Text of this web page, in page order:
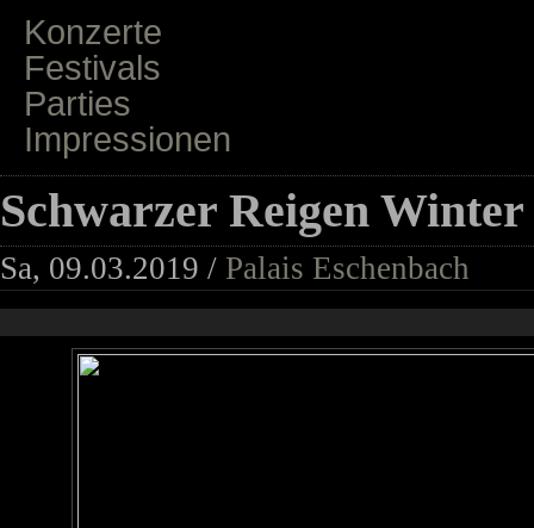
Konzerte
Festivals
Parties
Impressionen
Schwarzer Reigen
Sa, 09.03.2019 / Palais Eschenbach